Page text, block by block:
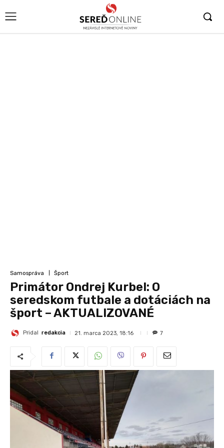
Samospráva Šport
Primátor Ondrej Kurbel: O
seredskom futbale a dotáciách na
šport – AKTUALIZOVANÉ
Pridal redakcia 21. marca 2023, 18:16 7